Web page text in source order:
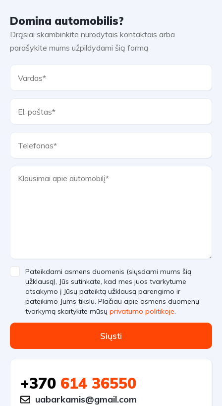
Domina automobilis?
Drąsiai skambinkite nurodytais kontaktais arba
parašykite mums užpildydami šią formą
Pateikdami asmens duomenis (siųsdami mums šią
užklausą), Jūs sutinkate, kad mes juos tvarkytume
atsakymo į Jūsų pateiktą užklausą parengimo ir
pateikimo Jums tikslu. Plačiau apie asmens duomenų
tvarkymą skaitykite mūsų privatumo politikoje.
Siųsti
+370 614 36550
uabarkamis@gmail.com